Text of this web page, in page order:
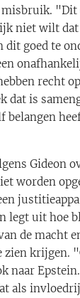
"Dit
niet wilt
dit goed te
recht
dat is
belangen
Gideon
worden
legt uit hoe
de macht
zien krijgen.
naar
als